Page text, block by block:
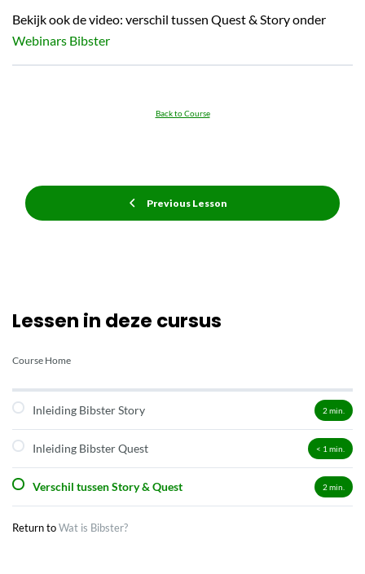
Bekijk ook de video: verschil tussen Quest & Story onder
Webinars Bibster
Previous Lesson
Back to Course
Lessen in deze cursus
Course Home
Inleiding Bibster Story 2 min.
Inleiding Bibster Quest < 1 min.
Verschil tussen Story & Quest 2 min.
Return toWat is Bibster?